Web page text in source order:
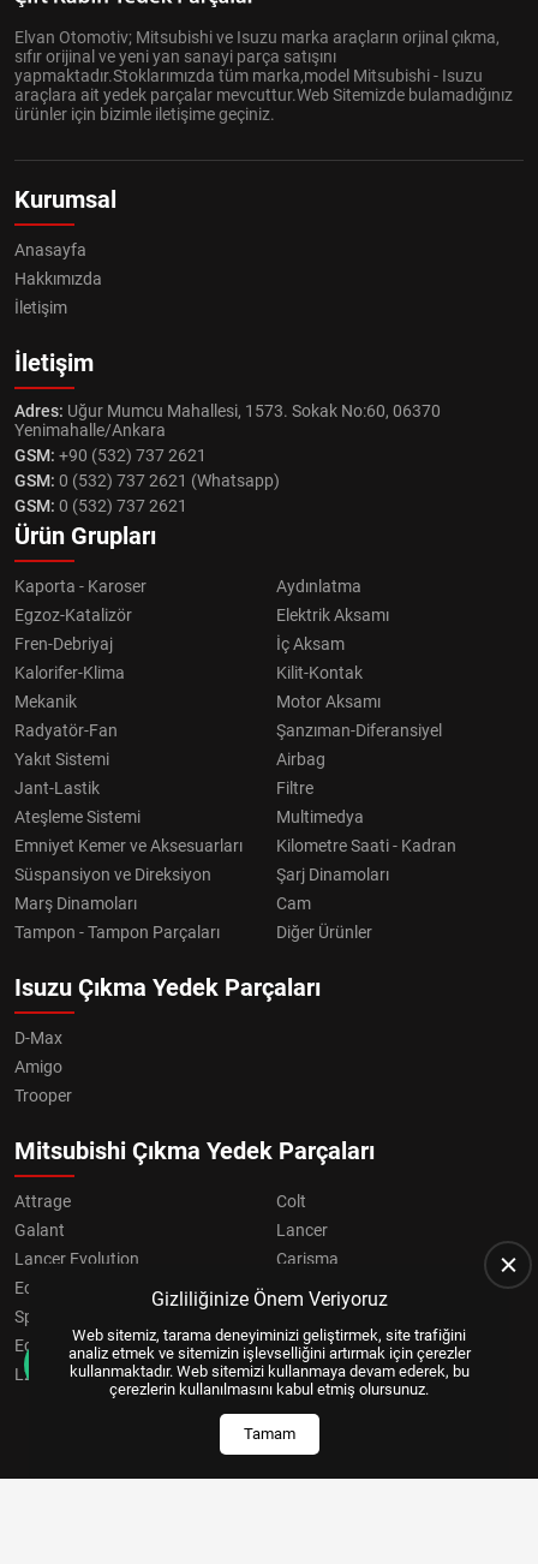
Elvan Otomotiv; Mitsubishi ve Isuzu marka araçların orjinal çıkma,
sıfır orijinal ve yeni yan sanayi parça satışını
yapmaktadır.Stoklarımızda tüm marka,model Mitsubishi - Isuzu
araçlara ait yedek parçalar mevcuttur.Web Sitemizde bulamadığınız
ürünler için bizimle iletişime geçiniz.
Kurumsal
Anasayfa
Hakkımızda
İletişim
İletişim
Adres: Uğur Mumcu Mahallesi, 1573. Sokak No:60, 06370
Yenimahalle/Ankara
GSM: +90 (532) 737 2621
GSM: 0 (532) 737 2621 (Whatsapp)
GSM: 0 (532) 737 2621
Ürün Grupları
Kaporta - Karoser
Aydınlatma
Egzoz-Katalizör
Elektrik Aksamı
Fren-Debriyaj
İç Aksam
Kalorifer-Klima
Kilit-Kontak
Mekanik
Motor Aksamı
Radyatör-Fan
Şanzıman-Diferansiyel
Yakıt Sistemi
Airbag
Jant-Lastik
Filtre
Ateşleme Sistemi
Multimedya
Emniyet Kemer ve Aksesuarları
Kilometre Saati - Kadran
Süspansiyon ve Direksiyon
Şarj Dinamoları
Marş Dinamoları
Cam
Tampon - Tampon Parçaları
Diğer Ürünler
Isuzu Çıkma Yedek Parçaları
D-Max
Amigo
Trooper
Mitsubishi Çıkma Yedek Parçaları
Attrage
Colt
Galant
Lancer
Lancer Evolution
Carisma
Eclipse
Grandis
Space Star
Eclipse Cross
OUTLANDER
L200
Pajero
Gizliliğinize Önem Veriyoruz
Web sitemiz, tarama deneyiminizi geliştirmek, site trafiğini
analiz etmek ve sitemizin işlevselliğini artırmak için çerezler
kullanmaktadır. Web sitemizi kullanmaya devam ederek, bu
çerezlerin kullanılmasını kabul etmiş olursunuz.
Tamam